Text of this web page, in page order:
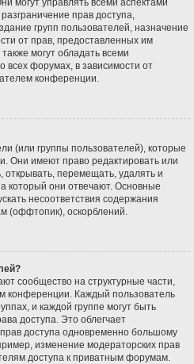
могут управлять всеми аспектами
прав доступа,
групп пользователей, назначение
от прав, предоставленных им
могут обладать всеми
всех форумах, в зависимости от
конференции.
(или группы пользователей), которые
Они имеют право редактировать или
открывать, перемещать, удалять и
который они отвечают. Основные
несоответствия содержания
(оффтопик), оскорблений.
сообщество на структурные части,
конференции. Каждый пользователь
и каждой группе могут быть
доступа. Это облегчает
доступа одновременно большому
изменение модераторских прав
доступа к приватным форумам.